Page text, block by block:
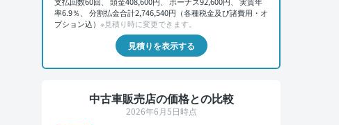
率6.9％、 分割払金合計2,746,540円（各種税金及び諸費用・オ
プション込） ※見積り時に変更できます。
見積りを表示する
中古車販売店の価格との比較
2026年6月5日時点